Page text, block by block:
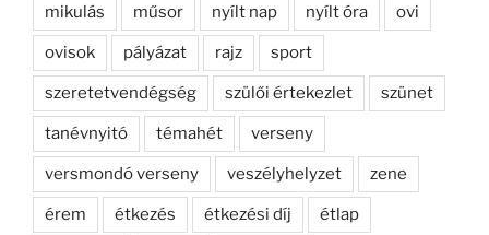
mikulás műsor nyílt nap nyílt óra ovi
ovisok pályázat rajz sport
szeretetvendégség szülői értekezlet szünet
tanévnyitó témahét verseny
versmondó verseny veszélyhelyzet zene
érem étkezés étkezési díj étlap